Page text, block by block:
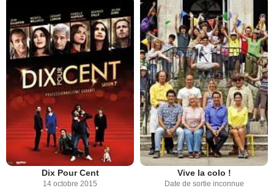
Dix Pour Cent
14 octobre 2015
Vive la colo !
Date de sortie inconnue